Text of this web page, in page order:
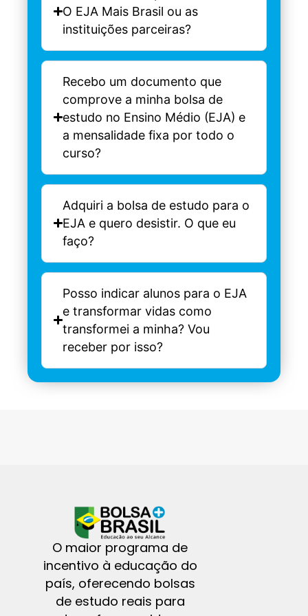
O EJA Mais Brasil ou as
instituições parceiras?
Recebo um documento que
comprove a minha bolsa de
estudo no Ensino Médio (EJA) e
a mensalidade fixa por todo o
curso?
Adquiri a bolsa de estudo para o
EJA e quero desistir. O que eu
faço?
Posso indicar alunos para o EJA
e transformar vidas como
transformei a minha? Vou
receber por isso?
O maior programa de
incentivo à educação do
país, oferecendo bolsas
de estudo reais para